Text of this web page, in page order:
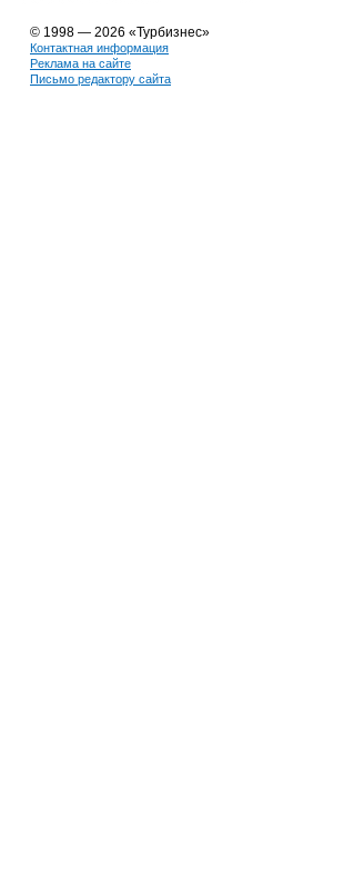
© 1998 — 2026 «Турбизнес»
Контактная информация
Реклама на сайте
Письмо редактору сайта